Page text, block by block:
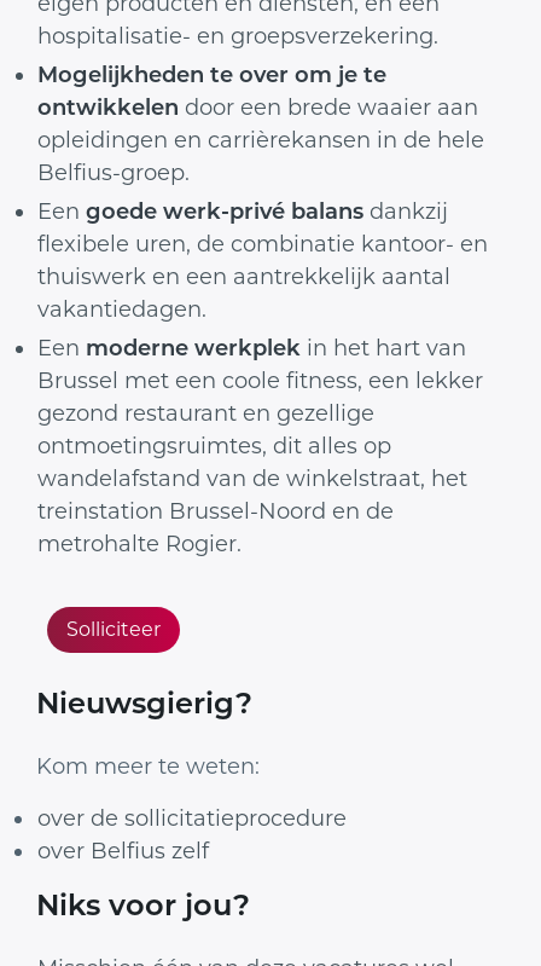
hospitalisatie- en groepsverzekering.
Mogelijkheden te over om je te
ontwikkelen door een brede waaier aan
opleidingen en carrièrekansen in de hele
Belfius-groep.
Een goede werk-privé balans dankzij
flexibele uren, de combinatie kantoor- en
thuiswerk en een aantrekkelijk aantal
vakantiedagen.
Een moderne werkplek in het hart van
Brussel met een coole fitness, een lekker
gezond restaurant en gezellige
ontmoetingsruimtes, dit alles op
wandelafstand van de winkelstraat, het
treinstation Brussel-Noord en de
metrohalte Rogier.
Solliciteer
Nieuwsgierig?
Kom meer te weten:
over de sollicitatieprocedure
over Belfius zelf
Niks voor jou?